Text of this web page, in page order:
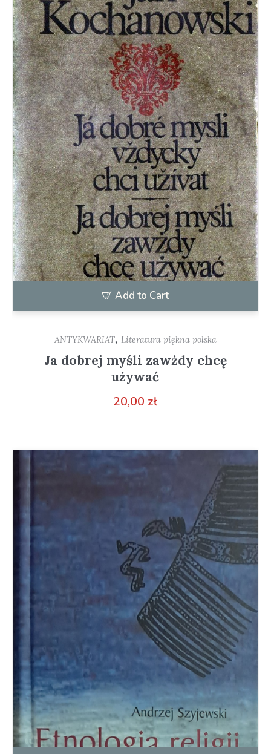
Add to Cart
ANTYKWARIAT, Literatura piękna polska
Ja dobrej myśli zawżdy chcę
używać
20,00 zł